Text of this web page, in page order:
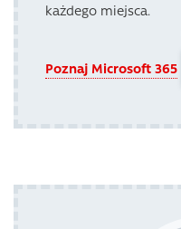
każdego miejsca.
Poznaj Microsoft 365